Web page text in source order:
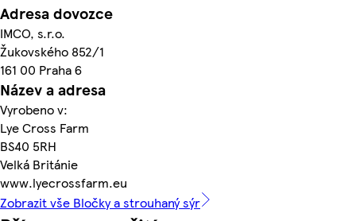
Adresa dovozce
IMCO, s.r.o.
Žukovského 852/1
161 00 Praha 6
Název a adresa
Vyrobeno v:
Lye Cross Farm
BS40 5RH
Velká Británie
www.lyecrossfarm.eu
Zobrazit vše Bločky a strouhaný sýr